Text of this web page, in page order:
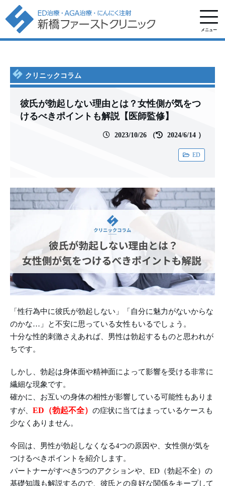
メニュー
クリニックコラム
彼氏が勃起しない理由とは？女性側が気をつ
けるべきポイントも解説【医師監修】
2023/10/26 （ 2024/6/14 ）
ED
「性行為中に彼氏が勃起しない」「自分に魅力がないからな
のかな…」と不安に思っている女性もいるでしょう。
十分な性的刺激さえあれば、男性は勃起するものと思われが
ちです。
しかし、勃起は身体面や精神面によって影響を受ける非常に
繊細な現象です。
確かに、お互いの身体の相性が影響している可能性もありま
すが、 ED（勃起不全） の症状に当てはまっているケースも
少なくありません。
今回は、男性が勃起しなくなる4つの原因や、女性側が気を
つけるべきポイントを紹介します。
パートナーがすべき5つのアクションや、ED（勃起不全）の
基礎知識も解説するので、彼氏との良好な関係をキープして